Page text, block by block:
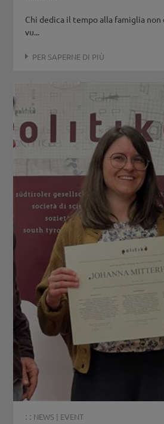
Chi dedica il tempo alla famiglia non
vu...
PER SAPERNE DI PIÙ
: : NEWS | EVENT